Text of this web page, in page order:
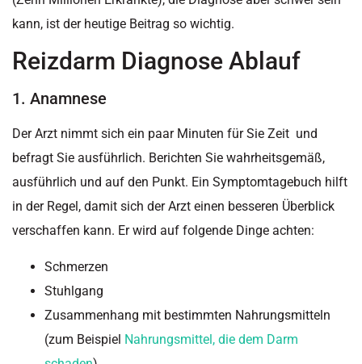
kann, ist der heutige Beitrag so wichtig.
Reizdarm Diagnose Ablauf
1. Anamnese
Der Arzt nimmt sich ein paar Minuten für Sie Zeit und
befragt Sie ausführlich. Berichten Sie wahrheitsgemäß,
ausführlich und auf den Punkt. Ein Symptomtagebuch hilft
in der Regel, damit sich der Arzt einen besseren Überblick
verschaffen kann. Er wird auf folgende Dinge achten:
Schmerzen
Stuhlgang
Zusammenhang mit bestimmten Nahrungsmitteln
(zum Beispiel Nahrungsmittel, die dem Darm